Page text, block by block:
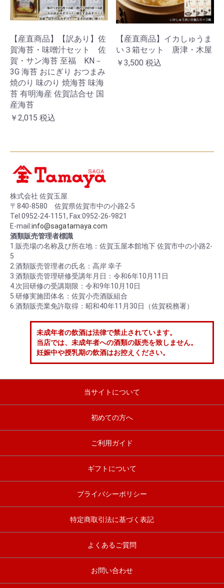
【産直商品】【訳あり】佐
賀海苔・味噌汁セット 佐
賀・サン海苔 至福 KN－
3G 海苔 おにぎり おつまみ
焼のり 味のり 焼海苔 味海
苔 有明海産 佐賀詰合せ 国
産海苔
￥2,015 税込
【産直商品】イカしゅうま
い３箱セット 唐津・木屋
￥3,500 税込
株式会社 佐賀玉屋
〒840-8580 佐賀県佐賀市中の小路2-5
Tel:0952-24-1151, Fax:0952-26-9821
E-mail:info@sagatamaya.com
酒類販売管理者標識
1.販売場の名称及び所在地：佐賀玉屋本館地下 佐賀市中の小路2-
5
2.酒類販売管理者の氏名：高岸 幸子
3.酒類販売管理研修受講年月日：令和6年10月11日
4.次回研修の受講期限：令和9年10月10日
5.研修実施団体名：佐賀小売酒販組合
6.酒類販売業免許取得：昭和40年11月30日（佐賀税務署）
未成年者の飲酒は法律で禁止されています。
当店では、未成年者への酒類の販売を致しません。
妊娠中や授乳期の飲酒はお控えください。
当サイトについて
初めての方へ
ご利用ガイド
ギフトについて
プライバシーポリシー
特定商取引法に基づく表記
よくあるご質問
お問い合わせ